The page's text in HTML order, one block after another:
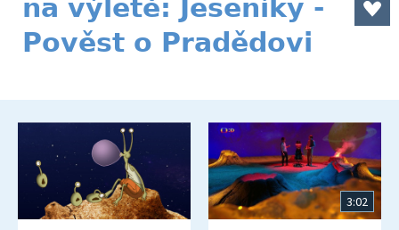
na výletě: Jeseníky -
Pověst o Pradědovi
3:02